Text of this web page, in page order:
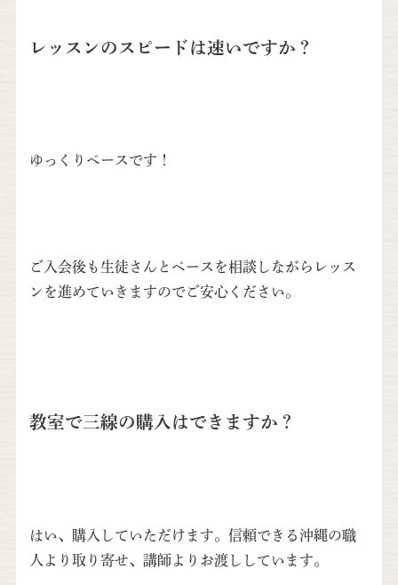
レッスンのスピードは速いですか？
ゆっくりペースです！
ご入会後も生徒さんとペースを相談しながらレッス
ンを進めていきますのでご安心ください。
教室で三線の購入はできますか？
はい、購入していただけます。信頼できる沖縄の職
人より取り寄せ、講師よりお渡ししています。